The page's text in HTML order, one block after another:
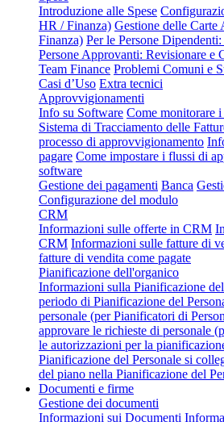
Introduzione alle Spese
HR / Finanza) Gestione delle
Finanza) Per le Persone
Persone Approvanti: Revisionare e
Team Finance Problemi Comuni e
Casi d’Uso Extra tecnici
Approvvigionamenti
Info su Software Come monitorare
Sistema di Tracciamento delle
processo di approvvigionamento
pagare Come impostare i flussi di
software
Gestione dei pagamenti Banca
Configurazione del modulo
CRM
Informazioni sulle offerte in CRM
CRM Informazioni sulle fatture di
fatture di vendita come pagate
Pianificazione dell'organico
Informazioni sulla Pianificazione
periodo di Pianificazione del
personale (per Pianificatori di
approvare le richieste di personale
le autorizzazioni per la
Pianificazione del Personale si
del piano nella Pianificazione del
Documenti e firme
Gestione dei documenti
Informazioni sui Documenti